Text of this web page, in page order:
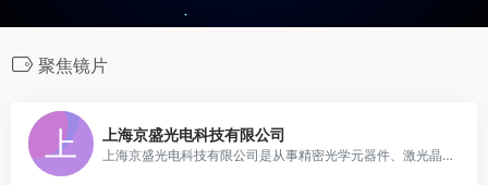
聚焦镜片
上海京盛光电科技有限公司
上海京盛光电科技有限公司是从事精密光学元器件、激光晶体材料、光通讯元器件的研发、生产和销售为一体的企业，主要经营光学产品包括：高精度透镜、棱镜、反射镜、分光片、窗口片、波片、滤光片等。